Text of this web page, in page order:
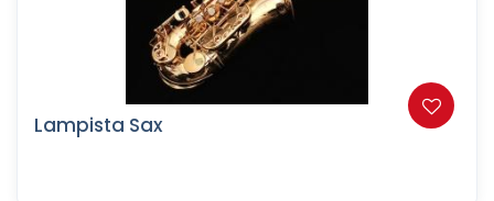
Lampista Sax